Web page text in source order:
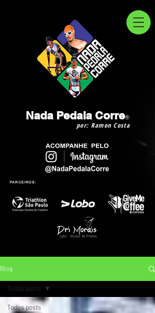
Nada Pedala Corre®
por: Ramon Costa
PARCEIROS:
Blog
Todos posts
Todos posts